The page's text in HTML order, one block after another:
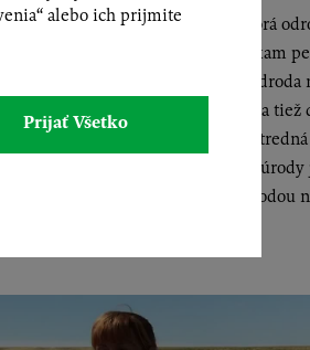
stredne skorá až stredne neskorá
flexibilná k rôznym podmienkam
úrodu a „bezpečnú kvalitu“. Odroda
zakrpatenosti pšenice
(WDV) a
Odolnosť proti poliehaniu je
Pre dosiahnutie vysokej
kvalite druhou najväčšou odrodou
alebo ich prijmite
Prijať Všetko